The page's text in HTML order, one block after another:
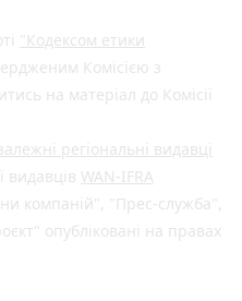
"Кодексом етики
Комісією з
на матеріал до Комісії
регіональні видавці
видавців WAN-IFRA
компаній", "Прес-служба",
опубліковані на правах